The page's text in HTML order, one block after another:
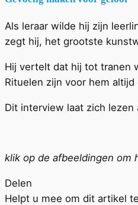
Als leraar wilde hij zijn
zegt hij, het grootste
Hij vertelt dat hij tot tranen
Rituelen zijn voor hem
Dit interview laat zich
klik op de afbeeldingen om
Delen
Helpt u mee om dit artikel